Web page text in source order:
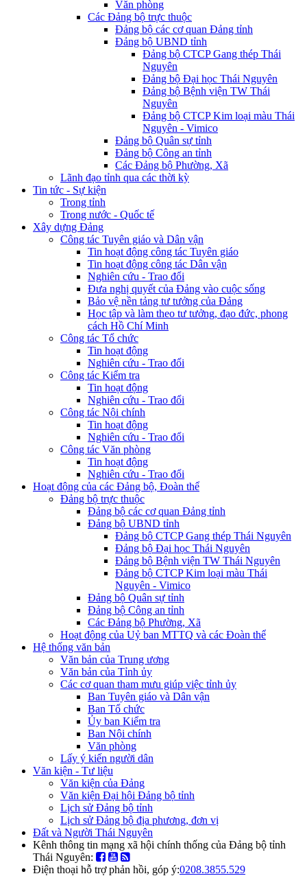
Văn phòng
Các Đảng bộ trực thuộc
Đảng bộ các cơ quan Đảng tỉnh
Đảng bộ UBND tỉnh
Đảng bộ CTCP Gang thép Thái
Nguyên
Đảng bộ Đại học Thái Nguyên
Đảng bộ Bệnh viện TW Thái
Nguyên
Đảng bộ CTCP Kim loại màu Thái
Nguyên - Vimico
Đảng bộ Quân sự tỉnh
Đảng bộ Công an tỉnh
Các Đảng bộ Phường, Xã
Lãnh đạo tỉnh qua các thời kỳ
Tin tức - Sự kiện
Trong tỉnh
Trong nước - Quốc tế
Xây dựng Đảng
Công tác Tuyên giáo và Dân vận
Tin hoạt động công tác Tuyên giáo
Tin hoạt động công tác Dân vận
Nghiên cứu - Trao đổi
Đưa nghị quyết của Đảng vào cuộc sống
Bảo vệ nền tảng tư tưởng của Đảng
Học tập và làm theo tư tưởng, đạo đức, phong
cách Hồ Chí Minh
Công tác Tổ chức
Tin hoạt động
Nghiên cứu - Trao đổi
Công tác Kiểm tra
Tin hoạt động
Nghiên cứu - Trao đổi
Công tác Nội chính
Tin hoạt động
Nghiên cứu - Trao đổi
Công tác Văn phòng
Tin hoạt động
Nghiên cứu - Trao đổi
Hoạt động của các Đảng bộ, Đoàn thể
Đảng bộ trực thuộc
Đảng bộ các cơ quan Đảng tỉnh
Đảng bộ UBND tỉnh
Đảng bộ CTCP Gang thép Thái Nguyên
Đảng bộ Đại học Thái Nguyên
Đảng bộ Bệnh viện TW Thái Nguyên
Đảng bộ CTCP Kim loại màu Thái
Nguyên - Vimico
Đảng bộ Quân sự tỉnh
Đảng bộ Công an tỉnh
Các Đảng bộ Phường, Xã
Hoạt động của Uỷ ban MTTQ và các Đoàn thể
Hệ thống văn bản
Văn bản của Trung ương
Văn bản của Tỉnh ủy
Các cơ quan tham mưu giúp việc tỉnh ủy
Ban Tuyên giáo và Dân vận
Ban Tổ chức
Ủy ban Kiểm tra
Ban Nội chính
Văn phòng
Lấy ý kiến người dân
Văn kiện - Tư liệu
Văn kiện của Đảng
Văn kiện Đại hội Đảng bộ tỉnh
Lịch sử Đảng bộ tỉnh
Lịch sử Đảng bộ địa phương, đơn vị
Đất và Người Thái Nguyên
Kênh thông tin mạng xã hội chính thống của Đảng bộ tỉnh
Thái Nguyên:
Điện thoại hỗ trợ phản hồi, góp ý:0208.3855.529